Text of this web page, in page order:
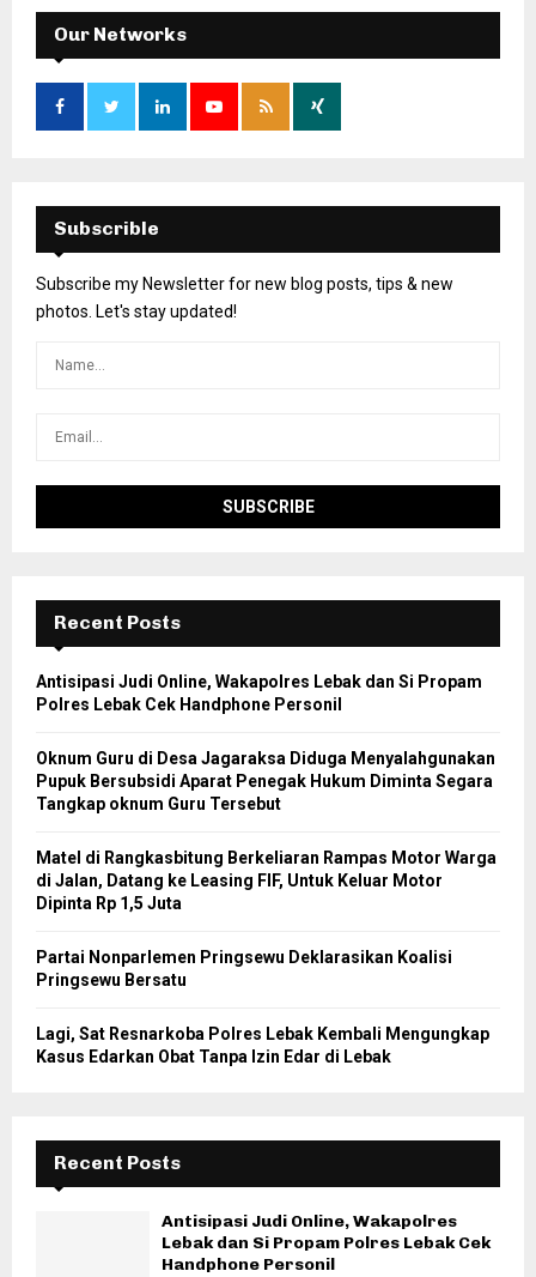
Our Networks
Subscrible
Subscribe my Newsletter for new blog posts, tips & new
photos. Let's stay updated!
Recent Posts
Antisipasi Judi Online, Wakapolres Lebak dan Si Propam
Polres Lebak Cek Handphone Personil
Oknum Guru di Desa Jagaraksa Diduga Menyalahgunakan
Pupuk Bersubsidi Aparat Penegak Hukum Diminta Segara
Tangkap oknum Guru Tersebut
Matel di Rangkasbitung Berkeliaran Rampas Motor Warga
di Jalan, Datang ke Leasing FIF, Untuk Keluar Motor
Dipinta Rp 1,5 Juta
Partai Nonparlemen Pringsewu Deklarasikan Koalisi
Pringsewu Bersatu
Lagi, Sat Resnarkoba Polres Lebak Kembali Mengungkap
Kasus Edarkan Obat Tanpa Izin Edar di Lebak
Recent Posts
Antisipasi Judi Online, Wakapolres
Lebak dan Si Propam Polres Lebak Cek
Handphone Personil